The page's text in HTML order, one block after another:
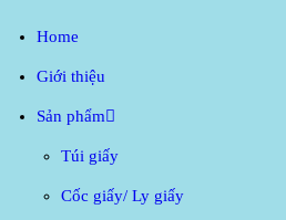
Home
Giới thiệu
Sản phẩm
Túi giấy
Cốc giấy/ Ly giấy